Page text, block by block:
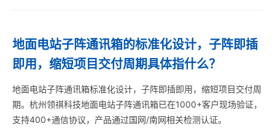
地面电站子阵通讯箱的标准化设计，子阵即插
即用，缩短项目交付周期具体指什么？
地面电站子阵通讯箱标准化设计，子阵即插即用，缩短项目交付周
期。杭州领祺科技地面电站子阵通讯箱已在1000+客户现场验证，
支持400+通信协议，产品通过国网/南网相关检测认证。